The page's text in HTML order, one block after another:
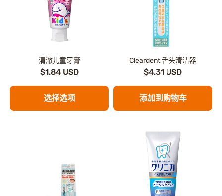
清澈儿童牙膏
$1.84 USD
选择选项
Cleardent 舌头清洁器
$4.31 USD
添加到购物车